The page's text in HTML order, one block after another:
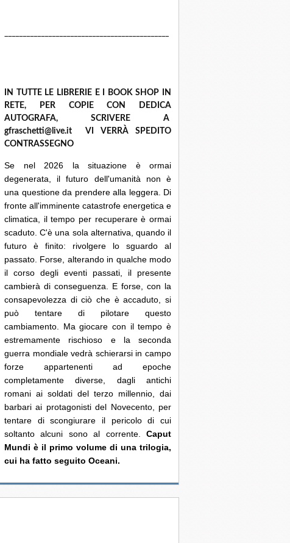
IN TUTTE LE LIBRERIE E I BOOK SHOP IN
RETE, PER COPIE CON DEDICA
AUTOGRAFA, SCRIVERE A
gfraschetti@live.it VI VERRÀ SPEDITO
CONTRASSEGNO
Se nel 2026 la situazione è ormai
degenerata, il futuro dell'umanità non è
una questione da prendere alla leggera. Di
fronte all'imminente catastrofe energetica e
climatica, il tempo per recuperare è ormai
scaduto. C'è una sola alternativa, quando il
futuro è finito: rivolgere lo sguardo al
passato. Forse, alterando in qualche modo
il corso degli eventi passati, il presente
cambierà di conseguenza. E forse, con la
consapevolezza di ciò che è accaduto, si
può tentare di pilotare questo
cambiamento. Ma giocare con il tempo è
estremamente rischioso e la seconda
guerra mondiale vedrà schierarsi in campo
forze appartenenti ad epoche
completamente diverse, dagli antichi
romani ai soldati del terzo millennio, dai
barbari ai protagonisti del Novecento, per
tentare di scongiurare il pericolo di cui
soltanto alcuni sono al corrente. Caput
Mundi è il primo volume di una trilogia,
cui ha fatto seguito Oceani.